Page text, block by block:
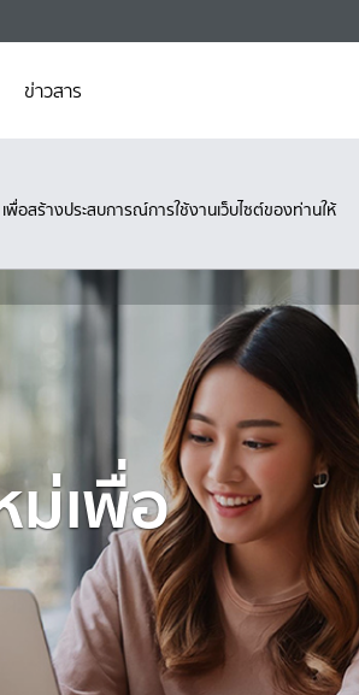
ข่าวสาร
อสร้างประสบการณ์การใช้งานเว็บไซต์ของท่านให้
ม่เพื่อ